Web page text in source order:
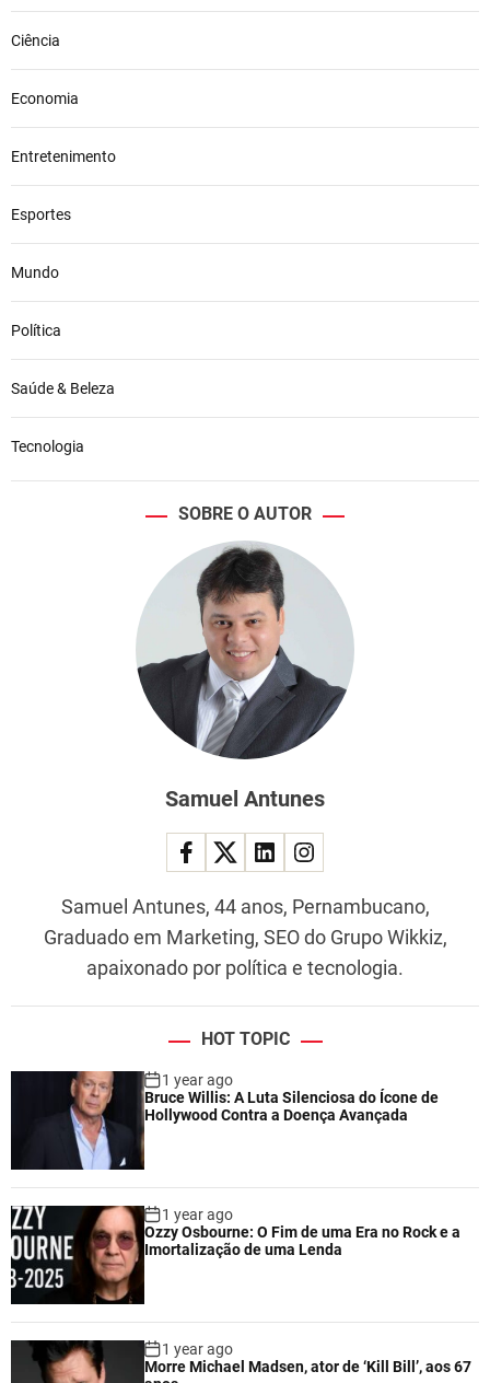
Ciência
Economia
Entretenimento
Esportes
Mundo
Política
Saúde & Beleza
Tecnologia
SOBRE O AUTOR
Samuel Antunes
Samuel Antunes, 44 anos, Pernambucano,
Graduado em Marketing, SEO do Grupo Wikkiz,
apaixonado por política e tecnologia.
HOT TOPIC
1 year ago
Bruce Willis: A Luta Silenciosa do Ícone de
Hollywood Contra a Doença Avançada
1 year ago
Ozzy Osbourne: O Fim de uma Era no Rock e a
Imortalização de uma Lenda
1 year ago
Morre Michael Madsen, ator de ‘Kill Bill’, aos 67